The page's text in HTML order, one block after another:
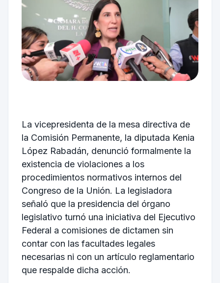
La vicepresidenta de la mesa directiva de
la Comisión Permanente, la diputada Kenia
López Rabadán, denunció formalmente la
existencia de violaciones a los
procedimientos normativos internos del
Congreso de la Unión. La legisladora
señaló que la presidencia del órgano
legislativo turnó una iniciativa del Ejecutivo
Federal a comisiones de dictamen sin
contar con las facultades legales
necesarias ni con un artículo reglamentario
que respalde dicha acción.